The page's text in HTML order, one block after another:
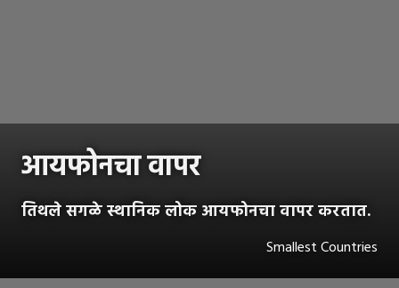
आयफोनचा वापर
तिथले सगळे स्थानिक लोक आयफोनचा वापर करतात.
Smallest Countries